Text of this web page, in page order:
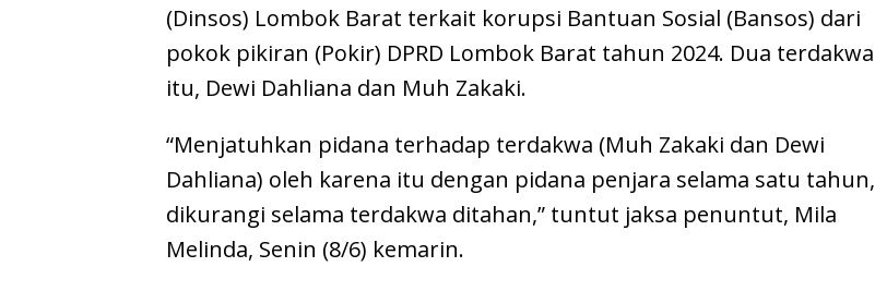
(Dinsos) Lombok Barat terkait korupsi Bantuan Sosial (Bansos) dari
pokok pikiran (Pokir) DPRD Lombok Barat tahun 2024. Dua terdakwa
itu, Dewi Dahliana dan Muh Zakaki.
“Menjatuhkan pidana terhadap terdakwa (Muh Zakaki dan Dewi
Dahliana) oleh karena itu dengan pidana penjara selama satu tahun,
dikurangi selama terdakwa ditahan,” tuntut jaksa penuntut, Mila
Melinda, Senin (8/6) kemarin.